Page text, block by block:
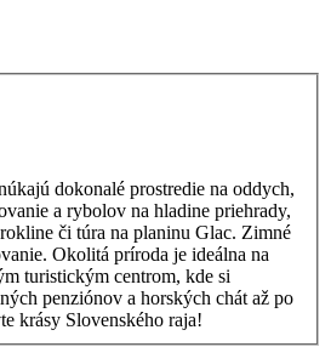
dokonalé prostredie na oddych,
či túra na planinu Glac. Zimné
Okolitá príroda je ideálna na
a objavte krásy Slovenského raja!